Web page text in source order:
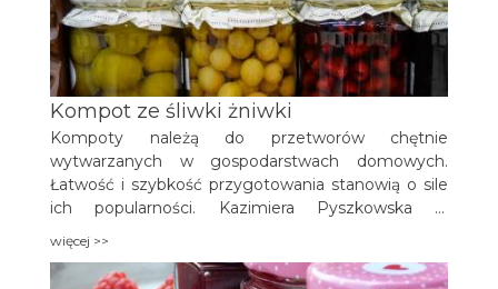
Kompot ze śliwki żniwki
Kompoty należą do przetworów chętnie
wytwarzanych w gospodarstwach domowych.
Łatwość i szybkość przygotowania stanowią o sile
ich popularności. Kazimiera Pyszkowska w
„Przygotowanie kompotów jest szybkie i łatwe.
Umyte, oczyszczone owoce układa się w słojach, a
więcej >>